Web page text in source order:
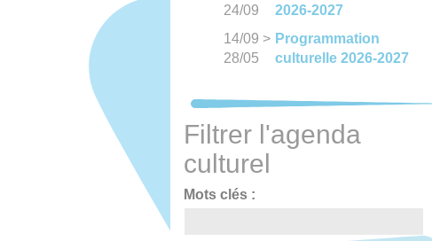
24/09
2026-2027
14/09 >
28/05
Programmation
culturelle 2026-2027
Filtrer l'agenda
culturel
Mots clés :